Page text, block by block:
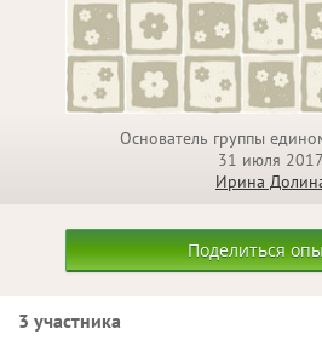
Основатель группы
31 июля 2017
Ирина
Поделиться
3 участника